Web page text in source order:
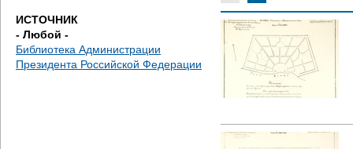
ИСТОЧНИК
- Любой -
Библиотека Администрации
Президента Российской Федерации